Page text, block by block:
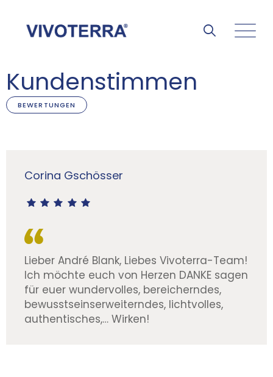
Kundenstimmen
BEWERTUNGEN
Corina Gschösser
Lieber André Blank, Liebes Vivoterra-Team!
Ich möchte euch von Herzen DANKE sagen
für euer wundervolles, bereicherndes,
bewusstseinserweiterndes, lichtvolles,
authentisches,… Wirken!